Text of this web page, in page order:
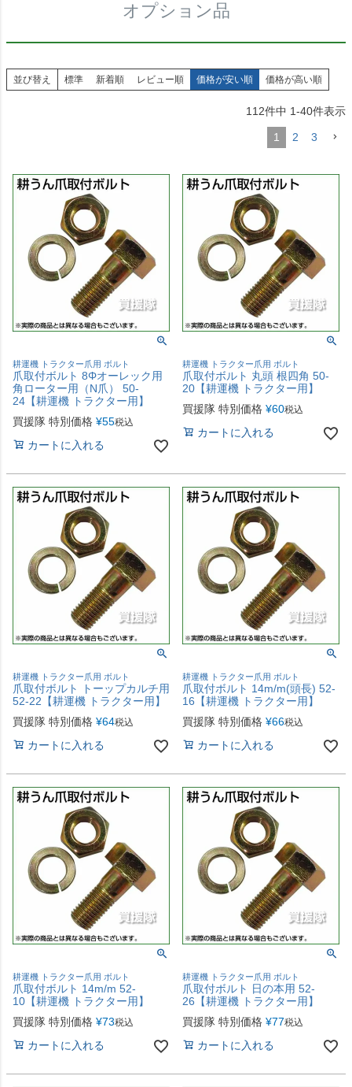
オプション品
並び替え 標準 新着順 レビュー順 価格が安い順 価格が高い順
112件中 1-40件表示
1 2 3
耕運機 トラクター爪用 ボルト
爪取付ボルト 8Φオーレック用
角ローター用（N爪） 50-
24【耕運機 トラクター用】
買援隊 特別価格 ¥55税込
カートに入れる
耕運機 トラクター爪用 ボルト
爪取付ボルト 丸頭 根四角 50-
20【耕運機 トラクター用】
買援隊 特別価格 ¥60税込
カートに入れる
耕運機 トラクター爪用 ボルト
爪取付ボルト トーップカルチ用
52-22【耕運機 トラクター用】
買援隊 特別価格 ¥64税込
カートに入れる
耕運機 トラクター爪用 ボルト
爪取付ボルト 14m/m(頭長) 52-
16【耕運機 トラクター用】
買援隊 特別価格 ¥66税込
カートに入れる
耕運機 トラクター爪用 ボルト
爪取付ボルト 14m/m 52-
10【耕運機 トラクター用】
買援隊 特別価格 ¥73税込
カートに入れる
耕運機 トラクター爪用 ボルト
爪取付ボルト 日の本用 52-
26【耕運機 トラクター用】
買援隊 特別価格 ¥77税込
カートに入れる